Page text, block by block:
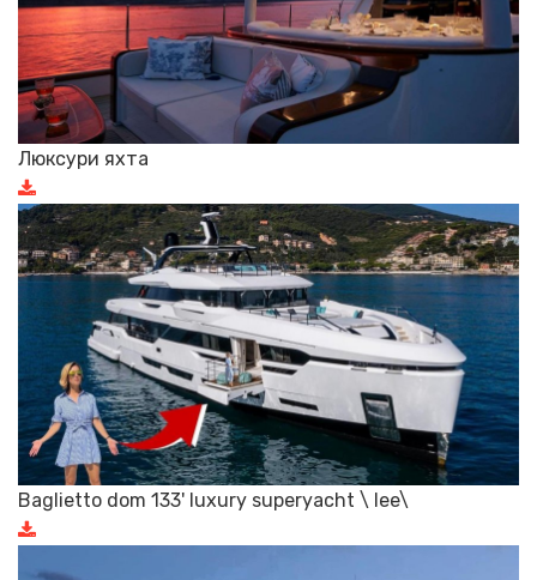
Люксури яхта
Baglietto dom 133' luxury superyacht \ lee\